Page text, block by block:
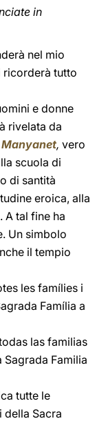
in
nel mio
ricorderà tutto
e donne
rivelata da
, vero
scuola di
di santità
eroica, alla
A tal fine ha
Un simbolo
il tempio
les famílies i
Família a
las familias
Familia
tutte le
della Sacra